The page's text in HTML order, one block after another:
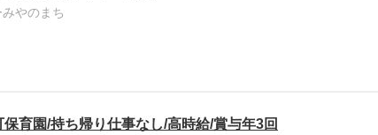
やのまち
育園/持ち帰り仕事なし/高時給/賞与年3回